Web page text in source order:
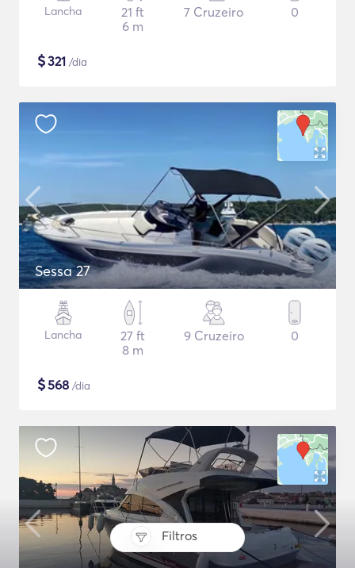
Filtros
Lancha
21 ft
6 m
7 Cruzeiro 0
$321 /dia
Sessa 27
Lancha
27 ft
8 m
9 Cruzeiro 0
$568 /dia